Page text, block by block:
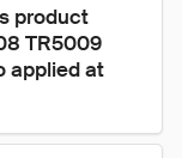
product
TR5009
applied at